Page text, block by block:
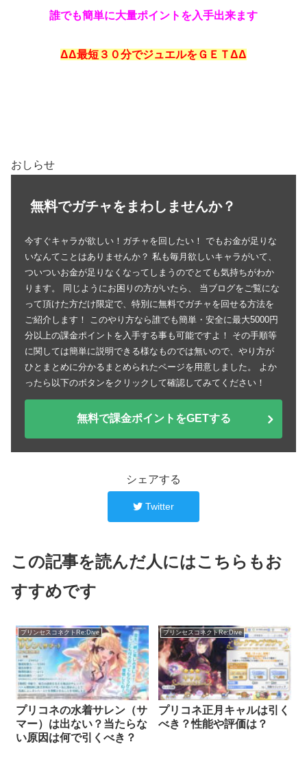
誰でも簡単に大量ポイントを入手出来ます
ΔΔ最短３０分でジュエルをＧＥＴΔΔ
おしらせ
無料でガチャをまわしませんか？
今すぐキャラが欲しい！ガチャを回したい！ でもお金が足りな
いなんてことはありませんか？ 私も毎月欲しいキャラがいて、
ついついお金が足りなくなってしまうのでとても気持ちがわか
ります。 同じようにお困りの方がいたら、 当ブログをご覧にな
って頂けた方だけ限定で、特別に無料でガチャを回せる方法を
ご紹介します！ このやり方なら誰でも簡単・安全に最大5000円
分以上の課金ポイントを入手する事も可能ですよ！ その手順等
に関しては簡単に説明できる様なものでは無いので、やり方が
ひとまとめに分かるまとめられたページを用意しました。 よか
ったら以下のボタンをクリックして確認してみてください！
無料で課金ポイントをGETする
シェアする
Twitter
この記事を読んだ人にはこちらもお
すすめです
プリンセスコネクトRe:Dive
プリコネの水着サレン（サ
マー）は出ない？当たらな
い原因は何で引くべき？
プリンセスコネクトRe:Dive
プリコネ正月キャルは引く
べき？性能や評価は？